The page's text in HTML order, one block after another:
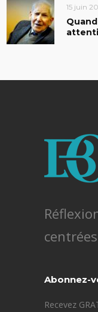
15 juin
Abonnez-
Recevez